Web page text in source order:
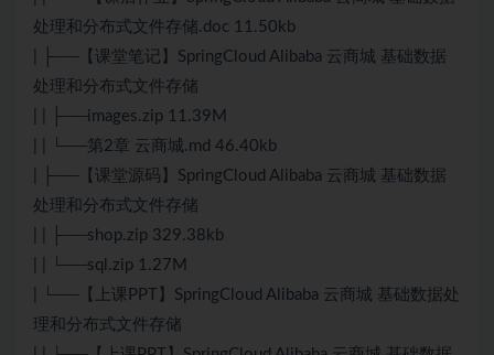
处理和分布式文件存储.doc 11.50kb
| ├──【课堂笔记】SpringCloud Alibaba 云商城 基础数据
处理和分布式文件存储
| | ├──images.zip 11.39M
| | └──第2章 云商城.md 46.40kb
| ├──【课堂源码】SpringCloud Alibaba 云商城 基础数据
处理和分布式文件存储
| | ├──shop.zip 329.38kb
| | └──sql.zip 1.27M
| └──【上课PPT】SpringCloud Alibaba 云商城 基础数据处
理和分布式文件存储